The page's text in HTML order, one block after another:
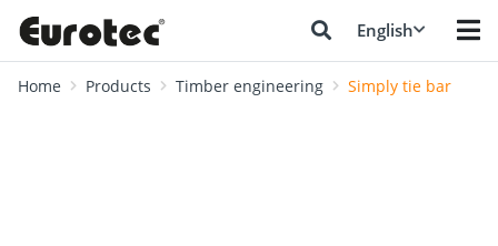
English
Home Products Timber engineering Simply tie bar